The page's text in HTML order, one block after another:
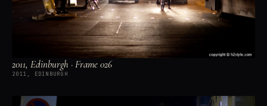
2011, Edinburgh · Frame 026
2011, EDINBURGH